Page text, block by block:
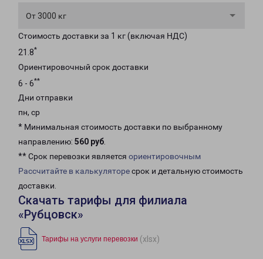
От 3000 кг
Стоимость доставки за 1 кг (включая НДС)
21.8*
Ориентировочный срок доставки
6 - 6**
Дни отправки
пн, ср
* Минимальная стоимость доставки по выбранному
направлению: 560 руб.
** Срок перевозки является ориентировочным
Рассчитайте в калькуляторесрок и детальную стоимость
доставки.
Скачать тарифы для филиала
«Рубцовск»
Тарифы на услуги перевозки (xlsx)